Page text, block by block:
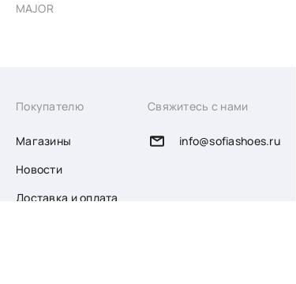
MAJOR
Покупателю
Магазины
Новости
Доставка и оплата
Свяжитесь с нами
info@sofiashoes.ru